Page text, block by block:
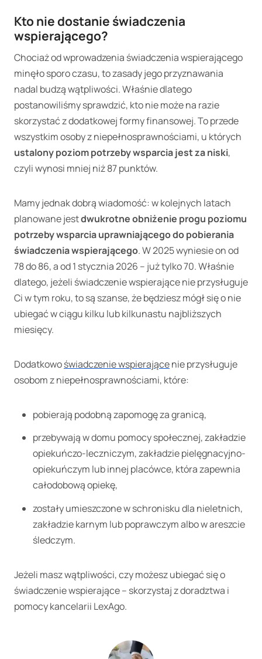
Kto nie dostanie świadczenia
wspierającego?
Chociaż od wprowadzenia świadczenia wspierającego
minęło sporo czasu, to zasady jego przyznawania
nadal budzą wątpliwości. Właśnie dlatego
postanowiliśmy sprawdzić, kto nie może na razie
skorzystać z dodatkowej formy finansowej. To przede
wszystkim osoby z niepełnosprawnościami, u których
ustalony poziom potrzeby wsparciajest za niski,
czyli wynosi mniej niż 87 punktów.
Mamy jednak dobrą wiadomość: w kolejnych latach
planowane jestdwukrotne obniżenie progu poziomu
potrzeby wsparcia uprawniającego do pobierania
świadczenia wspierającego. W 2025 wyniesie on od
78 do 86, a od 1 stycznia 2026 – już tylko 70. Właśnie
dlatego, jeżeli świadczenie wspierające nie przysługuje
Ci w tym roku, to są szanse, że będziesz mógł się o nie
ubiegać w ciągu kilku lub kilkunastu najbliższych
miesięcy.
Dodatkowoświadczenie wspierającenie przysługuje
osobom z niepełnosprawnościami, które:
pobierają podobną zapomogę za granicą,
przebywają w domu pomocy społecznej, zakładzie
opiekuńczo-leczniczym, zakładzie pielęgnacyjno-
opiekuńczym lub innej placówce, która zapewnia
całodobową opiekę,
zostały umieszczone w schronisku dla nieletnich,
zakładzie karnym lub poprawczym albo w areszcie
śledczym.
Jeżeli masz wątpliwości, czy możesz ubiegać się o
świadczenie wspierające – skorzystaj z doradztwa i
pomocy kancelarii LexAgo.